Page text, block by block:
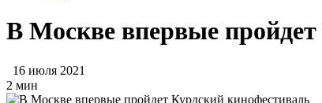
В Москве впервые
16 июля 2021
2 мин